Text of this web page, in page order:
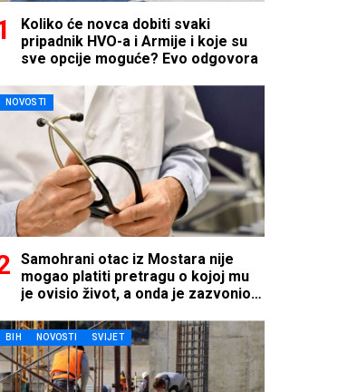
Koliko će novca dobiti svaki
pripadnik HVO-a i Armije i koje su
sve opcije moguće? Evo odgovora
NOVOSTI
Samohrani otac iz Mostara nije
mogao platiti pretragu o kojoj mu
je ovisio život, a onda je zazvonio
BIH NOVOSTI SVIJET